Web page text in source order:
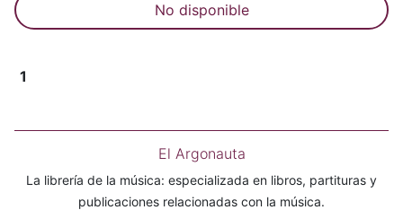
No disponible
1
El Argonauta
La librería de la música: especializada en libros, partituras y
publicaciones relacionadas con la música.